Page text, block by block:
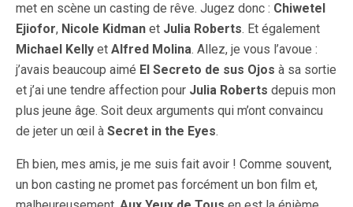
met en scène un casting de rêve. Jugez donc : Chiwetel
Ejiofor, Nicole Kidman et Julia Roberts. Et également
Michael Kelly et Alfred Molina. Allez, je vous l’avoue :
j’avais beaucoup aimé El Secreto de sus Ojos à sa sortie
et j’ai une tendre affection pour Julia Roberts depuis mon
plus jeune âge. Soit deux arguments qui m’ont convaincu
de jeter un œil à Secret in the Eyes.
Eh bien, mes amis, je me suis fait avoir ! Comme souvent,
un bon casting ne promet pas forcément un bon film et,